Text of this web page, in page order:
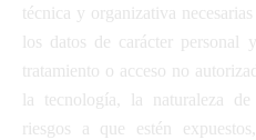
técnica y organizativa
los datos de carácter personal
tratamiento o acceso no
la tecnología, la naturaleza
riesgos a que estén